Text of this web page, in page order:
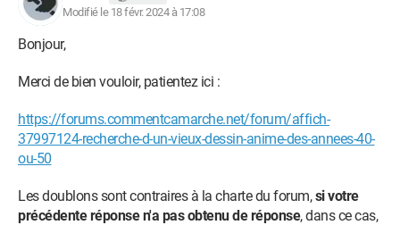
Modifié le 18 févr. 2024 à 17:08
Bonjour,
Merci de bien vouloir, patientez ici :
https://forums.commentcamarche.net/forum/affich-
37997124-recherche-d-un-vieux-dessin-anime-des-annees-40-
ou-50
Les doublons sont contraires à la charte du forum,si votre
précédente réponse n'a pas obtenu de réponse, dans ce cas,